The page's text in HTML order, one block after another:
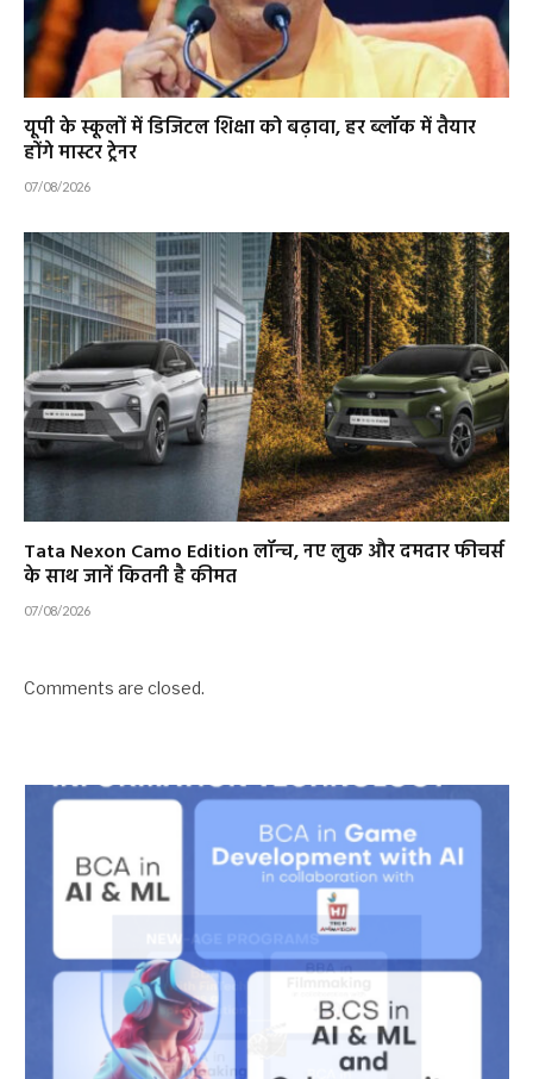
यूपी के स्कूलों में डिजिटल शिक्षा को बढ़ावा, हर ब्लॉक में तैयार
होंगे मास्टर ट्रेनर
07/08/2026
Tata Nexon Camo Edition लॉन्च, नए लुक और दमदार फीचर्स
के साथ जानें कितनी है कीमत
07/08/2026
Comments are closed.